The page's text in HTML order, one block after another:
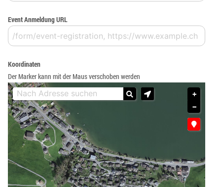
Event Anmeldung URL
Koordinaten
Der Marker kann mit der Maus verschoben werden
+
−